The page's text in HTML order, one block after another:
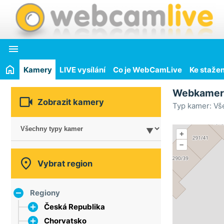

Kamery LIVE vysílání Co je WebCamLive Ke
 Zobrazit kamery
 Vybrat region
Regiony
Česká Republika
hlavní město Praha
Chorvatsko
Typ kamer:
+
–